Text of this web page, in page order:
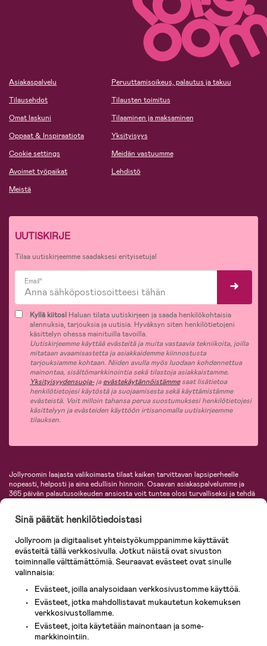
Asiakaspalvelu
Tilausehdot
Omat laskuni
Oppaat & Inspiraatiota
Cookie settings
Avoimet työpaikat
Meistä
Peruuttamisoikeus, palautus ja takuu
Tilausten toimitus
Tilaaminen ja maksaminen
Yksityisyys
Meidän vastuumme
Lehdistö
UUTISKIRJE
Tilaa uutiskirjeemme saadaksesi erityisetuja!
Email*
Kyllä kiitos! Haluan tilata uutiskirjeen ja saada henkilökohtaisia
alennuksia, tarjouksia ja uutisia. Hyväksyn siten henkilötietojeni
käsittelyn ohessa mainituilla tavoilla.
Uutiskirjeemme käyttää evästeitä ja muita vastaavia tekniikoita, joilla
mitataan avaamisastetta ja asiakkaidemme kiinnostusta
tarjouksiamme kohtaan. Niiden avulla myös luodaan kohdennettua
mainontaa, sisältömarkkinointia sekä tilastoja asiakkaistamme.
Yksityisyydensuoja-jaevästekäytännöistämmesaat lisätietoa
henkilötietojesi käytöstä ja suojaamisesta sekä käyttämistämme
evästeistä. Voit milloin tahansa perua suostumuksesi henkilötietojesi
käsittelyyn ja evästeiden käyttöön irtisanomalla uutiskirjeemme
tilauksen.
Jollyroomin laajasta valikoimasta tilaat kaiken tarvittavan lapsiperheelle
nopeasti, helposti ja aina edullisin hinnoin. Osaavan asiakaspalvelumme ja
365 päivän palautusoikeuden ansiosta voit tuntea olosi turvalliseksi ja tehdä
lastentarvikkeita sekä paljon muuta. Meiltä löydät lukuisia tunnettuja
KidKraft, Ergobaby, Philips Avent, Neonate, Cybex, LEGO ja monia muita!
Tervetuloa shoppailemaan Pohjoismaiden suurimpaan lastentarvikkeiden
verkkokauppaan!
Sinä päätät henkilötiedoistasi
Jollyroom ja digitaaliset yhteistyökumppanimme käyttävät
evästeitä tällä verkkosivulla. Jotkut näistä ovat sivuston
toiminnalle välttämättömiä. Seuraavat evästeet ovat sinulle
valinnaisia:
Evästeet, joilla analysoidaan verkkosivustomme käyttöä.
Evästeet, jotka mahdollistavat mukautetun kokemuksen
verkkosivustollamme.
Evästeet, joita käytetään mainontaan ja some-
markkinointiin.